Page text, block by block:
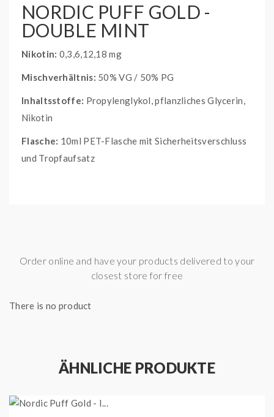
NORDIC PUFF GOLD -
DOUBLE MINT
Nikotin: 0,3,6,12,18 mg
Mischverhältnis: 50% VG / 50% PG
Inhaltsstoffe: Propylenglykol, pflanzliches Glycerin,
Nikotin
Flasche: 10ml PET-Flasche mit Sicherheitsverschluss
und Tropfaufsatz
Order online and have your products delivered to your
closest store for free
There is no product
ÄHNLICHE PRODUKTE